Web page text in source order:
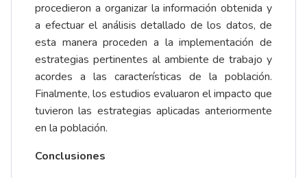
procedieron a organizar la información obtenida y
a efectuar el análisis detallado de los datos, de
esta manera proceden a la implementación de
estrategias pertinentes al ambiente de trabajo y
acordes a las características de la población.
Finalmente, los estudios evaluaron el impacto que
tuvieron las estrategias aplicadas anteriormente
en la población.
Conclusiones